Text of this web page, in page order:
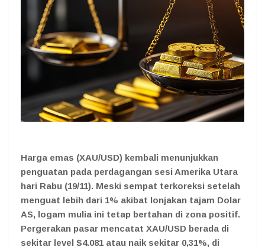
Harga emas (XAU/USD) kembali menunjukkan
penguatan pada perdagangan sesi Amerika Utara
hari Rabu (19/11). Meski sempat terkoreksi setelah
menguat lebih dari 1% akibat lonjakan tajam Dolar
AS, logam mulia ini tetap bertahan di zona positif.
Pergerakan pasar mencatat XAU/USD berada di
sekitar level $4.081 atau naik sekitar 0,31%, di